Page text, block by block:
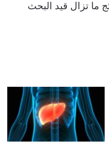
ما تزال قيد البحث